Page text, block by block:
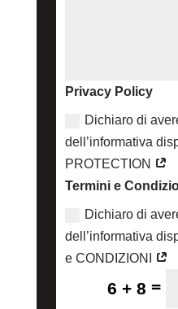
Privacy Policy
Dichiaro di
dell’informativa
PROTECTION
Termini e
Dichiaro di
dell’informativa
e CONDIZIONI
6 + 8 =